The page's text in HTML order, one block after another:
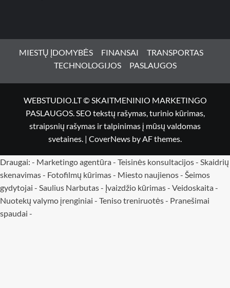
MIESTŲ ĮDOMYBĖS FINANSAI
TRANSPORTAS
TECHNOLOGIJOS
PASLAUGOS
WEBSTUDIO.LT © SKAITMENINIO MARKETINGO
PASLAUGOS. SEO tekstų rašymas, turinio kūrimas,
straipsnių rašymas ir talpinimas į mūsų valdomas
svetaines. | CoverNews by AF themes.
Draugai: - Marketingo agentūra - Teisinės konsultacijos- Skaidrių
skenavimas- Fotofilmų kūrimas- Miesto naujienos- Šeimos
gydytojai - Saulius Narbutas- Įvaizdžio kūrimas- Veidoskaita -
Nuotekų valymo įrenginiai - Teniso treniruotės- Pranešimai
spaudai -